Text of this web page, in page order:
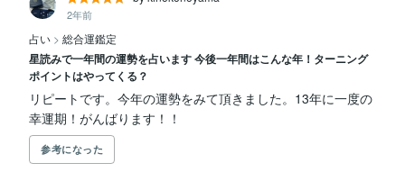
2年前
占い > 総合運鑑定
星読みで一年間の運勢を占います 今後一年間はこんな年！ターニング
ポイントはやってくる？
リピートです。今年の運勢をみて頂きました。13年に一度の
幸運期！がんばります！！
参考になった